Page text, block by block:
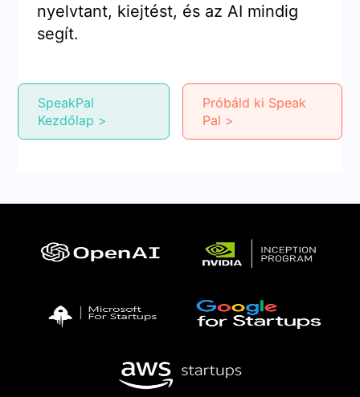
nyelvtant, kiejtést, és az AI mindig
segít.
SpeakPal
Kezdőlap >
Próbáld ki Speak
Pal >